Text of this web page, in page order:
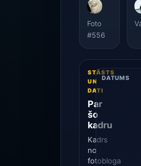
Foto
#556
STĀSTS
UN
DATI
Par
šo
kadru
Kadrs
no
fotobloga
DATUMS